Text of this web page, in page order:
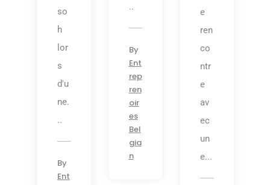
so
h
lor
s
d'u
ne.
..
By
Ent
..
By
Ent
rep
ren
oir
es
Bel
gia
n
e
ren
co
ntr
e
av
ec
un
e...